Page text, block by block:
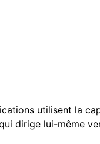
utilisent la
dirige lui-même